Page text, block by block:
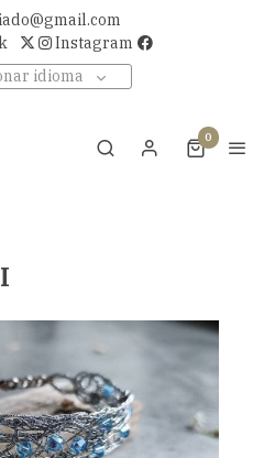
Instagram
idioma
0